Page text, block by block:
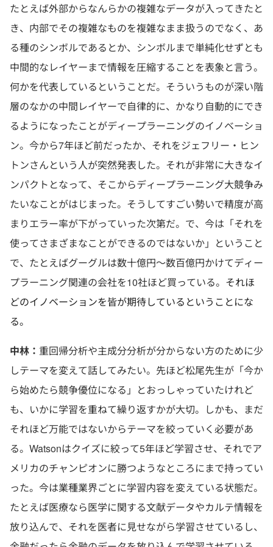
たとえば外部からなんらかの複雑なデータが入ってきたと
き、内部でその複雑なものを複雑なまま扱うのでなく、あ
る種のシンボルであるとか、シンボルまで単純化せずとも
中間的なレイヤーまで情報を圧縮することを表象と言う。
何かを代表しているということだ。そういうものが深い階
層のなかの中間レイヤーで自律的に、かなり自動的にでき
るようになったことがディープラーニングのイノベーショ
ン。今から7年ほど前だったか、それをジェフリー・ヒン
トンさんという人が突然発表した。それが非常に大きなイ
ンパクトとなって、そこからディープラーニング大競争み
たいなことがはじまった。そうしてすごい勢いで精度が高
まりエラー率が下がっていった次第だ。で、今は「それを
使ってさまざまなことができるのではないか」ということ
で、たとえばグーグルは数十億円～数百億円かけてディー
プラーニング関連の会社を10社ほど買っている。 それほ
どのイノベーションを皆が期待しているということにな
る。
中林： 重回帰分析や主成分分析が分からない方のために少
しテーマを変えて話してみたい。先ほど松尾先生が「今か
ら始めたら競争優位になる」とおっしゃっていたけれど
も、いかに学習を重ねて繰り返すかが大切。しかも、まだ
それほど万能ではないからテーマを絞っていく必要があ
る。Watsonはクイズに絞って5年ほど学習させ、それでア
メリカのチャンピオンに勝つようなところにまで持ってい
った。今は業種業界ごとに学習内容を変えている状態だ。
たとえば医療なら医学に関する文献データやカルテ情報を
放り込んで、それを医者に見せながら学習させているし、